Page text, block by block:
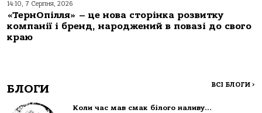
14:10, 7 Серпня, 2026
«ТернОпілля» – це нова сторінка розвитку
компанії і бренд, народжений в повазі до свого
краю
БЛОГИ ВСІ БЛОГИ >
Коли час мав смак білого наливу…